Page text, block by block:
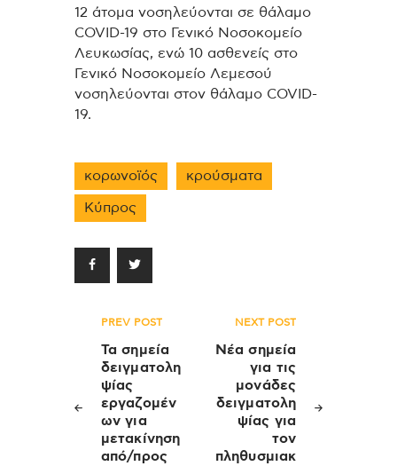
12 άτομα νοσηλεύονται σε θάλαμο
COVID-19 στο Γενικό Νοσοκομείο
Λευκωσίας, ενώ 10 ασθενείς στο
Γενικό Νοσοκομείο Λεμεσού
νοσηλεύονται στον θάλαμο COVID-
19.
κορωνοϊός κρούσματα
Κύπρος
Πλοήγηση
άρθρων
PREV POST
Τα σημεία
δειγματολη
ψίας
εργαζομέν
ων για
μετακίνηση
από/προς
NEXT POST
Νέα σημεία
για τις
μονάδες
δειγματολη
ψίας για
τον
πληθυσμιακ